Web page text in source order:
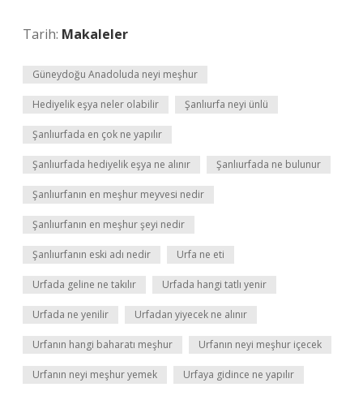
Tarih: Makaleler
Güneydoğu Anadoluda neyi meşhur
Hediyelik eşya neler olabilir Şanlıurfa neyi ünlü
Şanlıurfada en çok ne yapılır
Şanlıurfada hediyelik eşya ne alınır Şanlıurfada ne bulunur
Şanlıurfanın en meşhur meyvesi nedir
Şanlıurfanın en meşhur şeyi nedir
Şanlıurfanın eski adı nedir Urfa ne eti
Urfada geline ne takılır Urfada hangi tatlı yenir
Urfada ne yenilir Urfadan yiyecek ne alınır
Urfanın hangi baharatı meşhur Urfanın neyi meşhur içecek
Urfanın neyi meşhur yemek Urfaya gidince ne yapılır